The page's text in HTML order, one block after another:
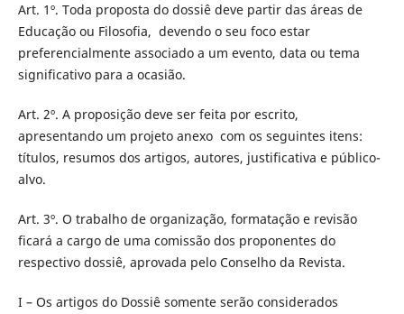
Art. 1º. Toda proposta do dossiê deve partir das áreas de
Educação ou Filosofia, devendo o seu foco estar
preferencialmente associado a um evento, data ou tema
significativo para a ocasião.
Art. 2º. A proposição deve ser feita por escrito,
apresentando um projeto anexo com os seguintes itens:
títulos, resumos dos artigos, autores, justificativa e público-
alvo.
Art. 3º. O trabalho de organização, formatação e revisão
ficará a cargo de uma comissão dos proponentes do
respectivo dossiê, aprovada pelo Conselho da Revista.
I – Os artigos do Dossiê somente serão considerados